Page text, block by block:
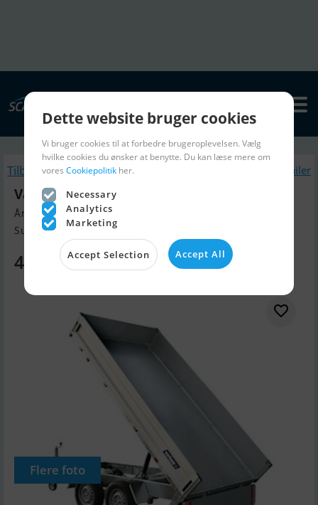
Tilbage Lignende Bådtrailer
Variant 2717 T3
Årgang 2025, Bådtrailer til salg
Sunds, Danmark
47.475 DKK
Flere foto
Dette website bruger cookies
Vi bruger cookies til at forbedre brugeroplevelsen. Vælg
hvilke cookies du ønsker at benytte. Du kan læse mere om
vores Cookiepolitik her.
Necessary
Analytics
Marketing
Accept Selection Accept All